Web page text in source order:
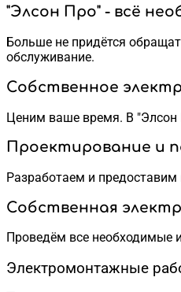
"Элсон Про" - всё
Больше не придётся
обслуживание.
Собственное
Ценим ваше время. В "Элсон
Проектирование и
Разработаем и
Собственная
Проведём все необходимые
Электромонтажные